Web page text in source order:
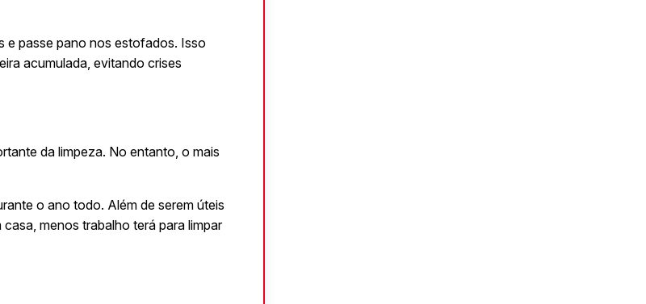
e passe pano nos estofados. Isso
acumulada, evitando crises
da limpeza. No entanto, o mais
o ano todo. Além de serem úteis
menos trabalho terá para limpar